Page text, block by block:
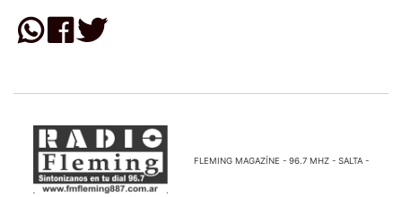
FLEMING MAGAZÍNE - 96.7 MHZ - SALTA -